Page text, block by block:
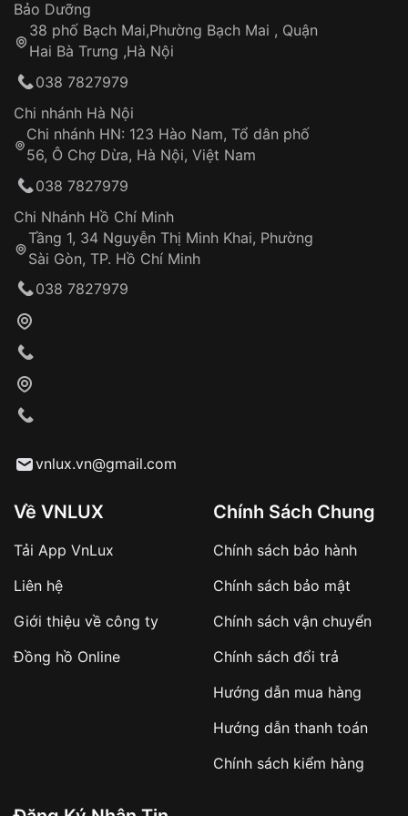
Thời gian tính từ khi xác nhận đơn hàng thành
công
Hotline: 0585 215 215
Từ khóa SEO:
Khách hàng kiểm tra và thanh toán trực tiếp
Từ khóa SEO:
sản phẩm đặc biệt
hàng
Số tiền còn lại thanh toán khi nhận hàng hoặc
✔️ Đảm bảo xử lý đơn hàng nhanh chóng
✔️ Hạn chế tình trạng hủy đơn không mong
Sản phẩm đã bị:
Tự ý sửa chữa
thống VNLUX
Đảm bảo quyền lợi khách hàng
Đồng hành cùng khách hàng trong suốt quá
trình sử dụng
Bảo Dưỡng
38 phố Bạch Mai,Phường Bạch Mai , Quận
Hai Bà Trưng ,Hà Nội
038 7827979
Chi nhánh Hà Nội
Chi nhánh HN: 123 Hào Nam, Tổ dân phố
56, Ô Chợ Dừa, Hà Nội, Việt Nam
038 7827979
Chi Nhánh Hồ Chí Minh
Tầng 1, 34 Nguyễn Thị Minh Khai, Phường
Sài Gòn, TP. Hồ Chí Minh
038 7827979
vnlux.vn@gmail.com
Về VNLUX
Tải App VnLux
Liên hệ
Giới thiệu về công ty
Đồng hồ Online
Chính Sách Chung
Chính sách bảo hành
Chính sách bảo mật
Chính sách vận chuyển
Chính sách đổi trả
Hướng dẫn mua hàng
Hướng dẫn thanh toán
Chính sách kiểm hàng